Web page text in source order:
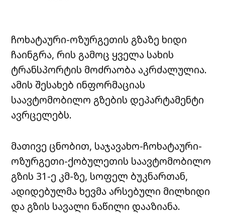
ჩოხატაური-ოზურგეთის გზაზე ხიდი
ჩაინგრა, რის გამოც ყველა სახის
ტრანსპორტის მოძრაობა აკრძალულია.
ამის შესახებ ინფორმაციას
საავტომობილო გზების დეპარტამენტი
ავრცელებს.
მათივე ცნობით, საჯავახო-ჩოხატაური-
ოზურგეთი-ქობულეთის საავტომობილო
გზის 31-ე კმ-ზე, სოფელ ბუკნართან,
ადიდებულმა ხევმა არსებული მილხიდი
და გზის სავალი ნაწილი დააზიანა.